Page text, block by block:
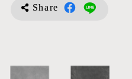
Share